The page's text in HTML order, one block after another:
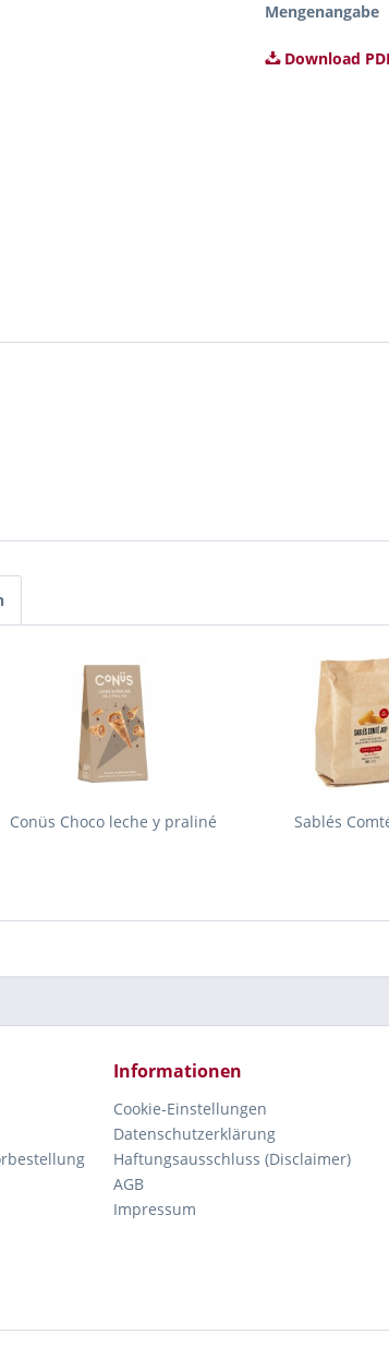
Mengenangabe
Download
Conüs Choco leche y praliné Sablés
Informationen
Cookie-Einstellungen
Datenschutzerklärung
Haftungsausschluss (Disclaimer)
AGB
Impressum